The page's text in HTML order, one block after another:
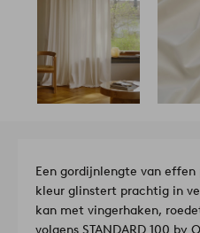
Een gordijnlengte van
kleur glinstert prachtig in
kan met vingerhaken,
volgens STANDARD 100